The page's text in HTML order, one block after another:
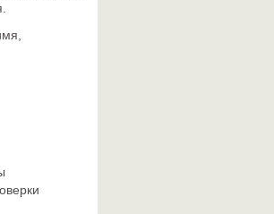
имя: *<input type="text"